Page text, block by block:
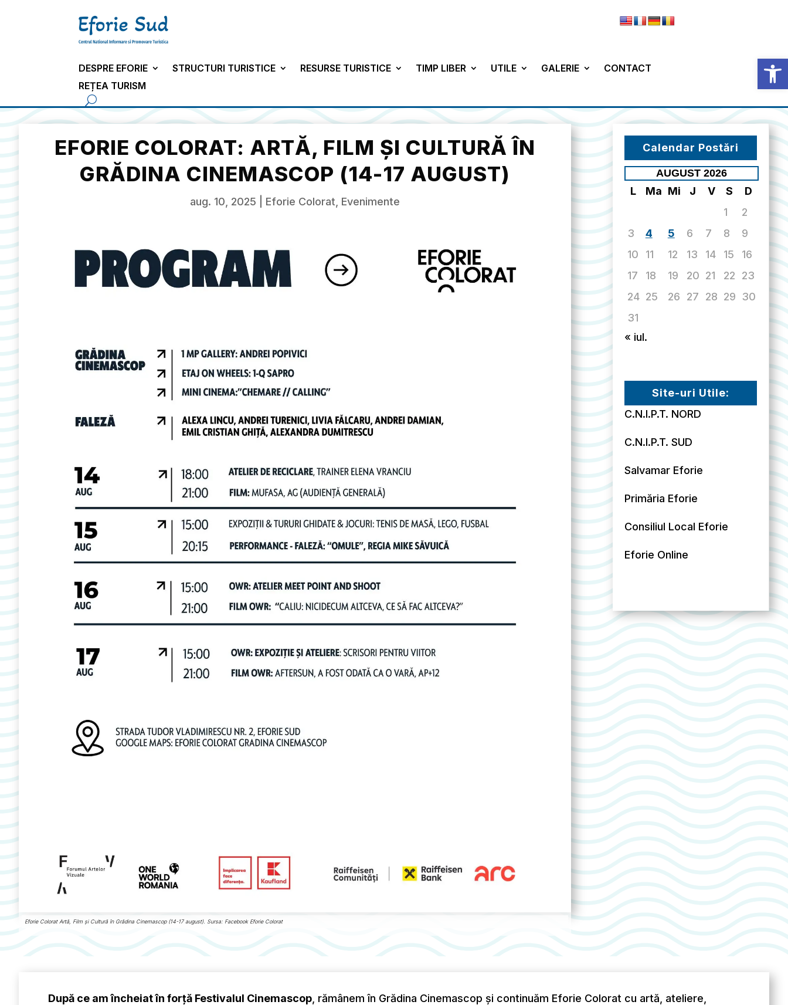
DESPRE EFORIE STRUCTURI TURISTICE RESURSE TURISTICE TIMP LIBER UTILE GALERIE
CONTACT
REȚEA TURISM
EFORIE COLORAT: ARTĂ, FILM ȘI CULTURĂ ÎN
GRĂDINA CINEMASCOP (14-17 AUGUST)
aug. 10, 2025 Eforie Colorat Evenimente
Eforie Colorat Artă, Film și Cultură în Grădina Cinemascop (14-17 august). Sursa: Facebook Eforie Colorat
Calendar Postări
AUGUST 2026
L Ma Mi J V S
D
1
2
3
4 5 6 7 8
9
10
11 12 13 14 15
16
17
18 19 20 21 22
23
24 25 26 27 28 29 30
31
« iul.
Site-uri Utile:
C.N.I.P.T. NORD
C.N.I.P.T. SUD
Salvamar Eforie
Primăria Eforie
Consiliul Local Eforie
Eforie Online
După ce am încheiat în forță Festivalul Cinemascop , rămânem în Grădina Cinemascop și continuăm Eforie Colorat cu artă, ateliere,